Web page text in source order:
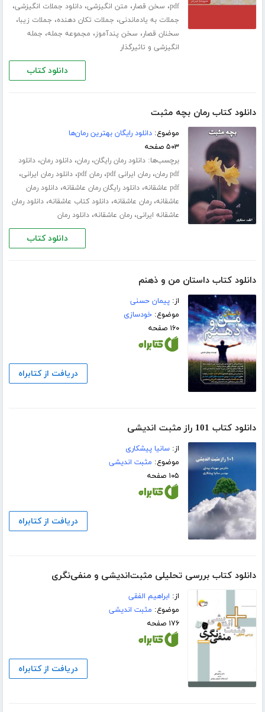
pdf، سخن قصار، متن انگیزشی،دانلود جملات انگیزشی،
جملات به یادماندنی، جملات تکان دهنده، جملات زیبا،
سخنان قصار، سخن پندآموز، مجموعه جمله، جمله
انگیزشی و تاثیرگذار
دانلود کتاب
دانلود کتاب رمان بچه مثبت
موضوع:دانلود رایگان بهترین رمان‌ها
۵۰۳ صفحه
برچسب‌ها:دانلود رمان رایگان،رمان،دانلود رمان،دانلود
pdf رمان
،رمان ایرانی pdf ،رمان pdf ،دانلود رمان ایرانی،
pdf عاشقانه ،دانلود رایگان رمان عاشقانه،دانلود رمان
عاشقانه،رمان عاشقانه،دانلود کتاب عاشقانه،دانلود رمان
عاشقانه ایرانی،رمان عاشقانه،دانلود رمان
دانلود کتاب
دانلود کتاب داستان من و ذهنم
از:پیمان حسنی
موضوع:خودسازی
۱۶۰ صفحه
دریافت از کتابراه
دانلود کتاب 101 راز مثبت اندیشی
از:سانیا پیشکاری
موضوع: مثبت اندیشی
۱۰۵ صفحه
دریافت از کتابراه
دانلود کتاب بررسی تحلیلی مثبت‌اندیشی و منفی‌نگری
از: ابراهیم الفقی
موضوع: مثبت اندیشی
۱۷۶ صفحه
دریافت از کتابراه